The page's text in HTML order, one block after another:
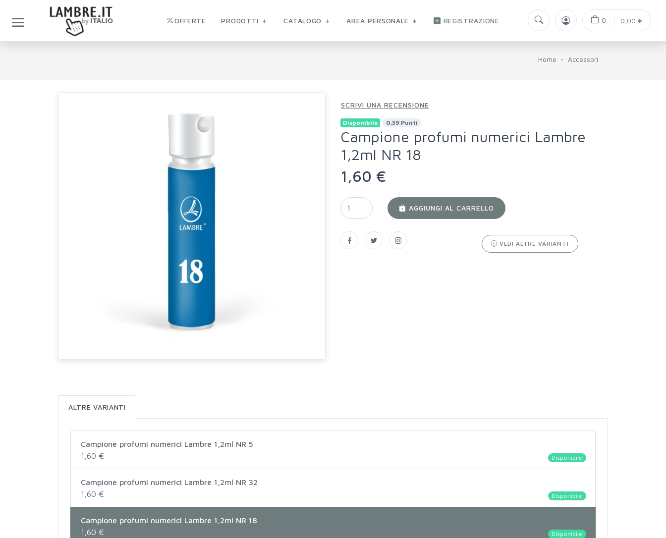
OFFERTE PRODOTTI CATALOGO AREA PERSONALE REGISTRAZIONE 0 0,00 €
Home Accessori
SCRIVI UNA RECENSIONE
Disponibile 0.39 Punti
Campione profumi numerici Lambre
1,2ml NR 18
1,60 €
AGGIUNGI AL CARRELLO
VEDI ALTRE VARIANTI
ALTRE VARIANTI
Campione profumi numerici Lambre 1,2ml NR 5
Disponibile
1,60 €
Campione profumi numerici Lambre 1,2ml NR 32
Disponibile
1,60 €
Campione profumi numerici Lambre 1,2ml NR 18
Disponibile
1,60 €